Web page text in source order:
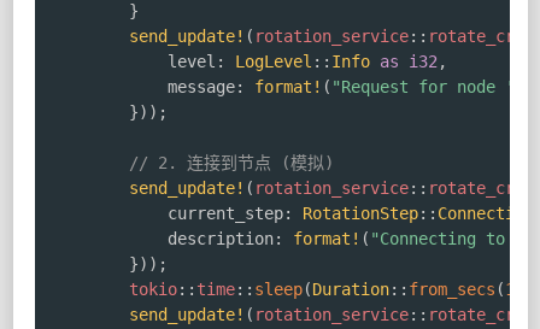
}
send_update! ( rotation_service::
            level
: LogLevel :: Info as i32,
            message
: format! ( "Request for node
}) ) ;
// 2. 连接到节点 (模拟)
send_update! ( rotation_service::
            current_step
: RotationStep::
            description
: format! ( "Connecting to
}) ) ;
tokio:: time:: sleep(Duration:: from_secs (1
send_update! ( rotation_service::